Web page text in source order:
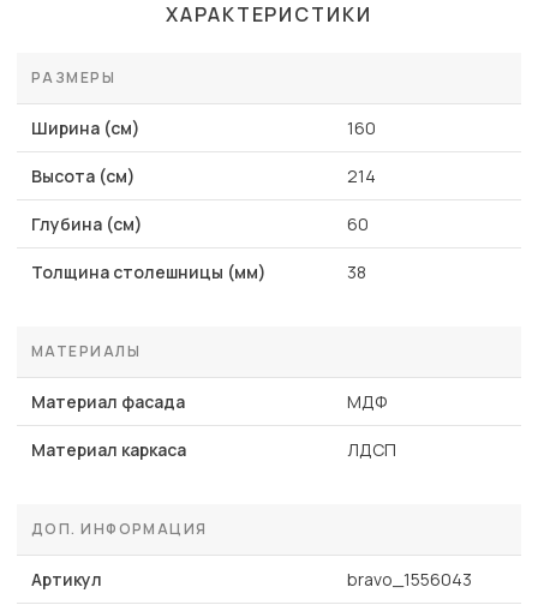
ХАРАКТЕРИСТИКИ
РАЗМЕРЫ
Ширина (см) 160
Высота (см) 214
Глубина (см) 60
Толщина столешницы (мм) 38
МАТЕРИАЛЫ
Материал фасада МДФ
Материал каркаса ЛДСП
ДОП. ИНФОРМАЦИЯ
Артикул bravo_1556043